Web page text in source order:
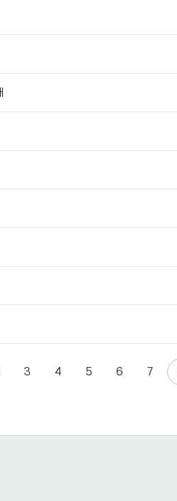
3 4 5 6 7